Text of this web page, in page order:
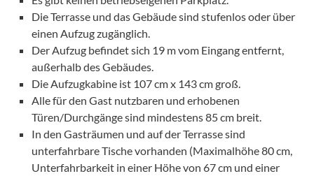
Die Terrasse und das Gebäude sind stufenlos oder über
einen Aufzug zugänglich.
Der Aufzug befindet sich 19 m vom Eingang entfernt,
außerhalb des Gebäudes.
Die Aufzugkabine ist 107 cm x 143 cm groß.
Alle für den Gast nutzbaren und erhobenen
Türen/Durchgänge sind mindestens 85 cm breit.
In den Gasträumen und auf der Terrasse sind
unterfahrbare Tische vorhanden (Maximalhöhe 80 cm,
Unterfahrbarkeit in einer Höhe von 67 cm und einer